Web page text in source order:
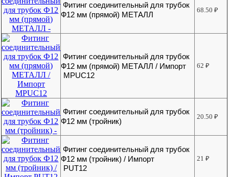
Фитинг соединительный для трубок
Ф12 мм (прямой) МЕТАЛЛ
68.50₽
Фитинг соединительный для трубок
Ф12 мм (прямой) МЕТАЛЛ / Импорт
MPUC12
62₽
Фитинг соединительный для трубок
Ф12 мм (тройник)
20.50₽
Фитинг соединительный для трубок
Ф12 мм (тройник) / Импорт
PUT12
21₽